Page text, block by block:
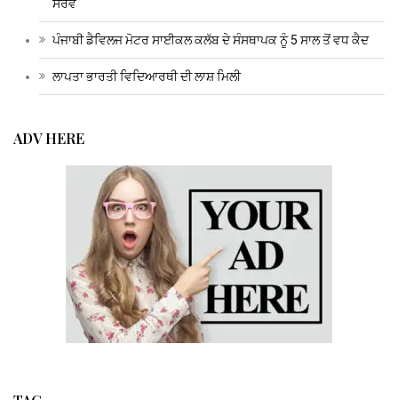
ਸਰਵੇ
ਪੰਜਾਬੀ ਡੈਵਿਲਜ ਮੋਟਰ ਸਾਈਕਲ ਕਲੱਬ ਦੇ ਸੰਸਥਾਪਕ ਨੂੰ 5 ਸਾਲ ਤੋਂ ਵਧ ਕੈਦ
ਲਾਪਤਾ ਭਾਰਤੀ ਵਿਦਿਆਰਥੀ ਦੀ ਲਾਸ਼ ਮਿਲੀ
ADV HERE